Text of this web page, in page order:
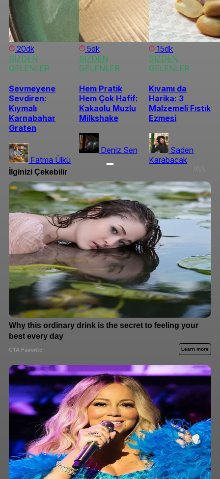
20dk
SİZDEN
GELENLER
Sevmeyene
Sevdiren:
Kıymalı
Karnabahar
Graten
Fatma Ülkü
5dk
SİZDEN
GELENLER
Hem Pratik
Hem Çok Hafif:
Kakaolu Muzlu
Milkshake
Deniz Sen
15dk
SİZDEN
GELENLER
Kıvamı da
Harika: 3
Malzemeli Fıstık
Ezmesi
Saden
Karabacak